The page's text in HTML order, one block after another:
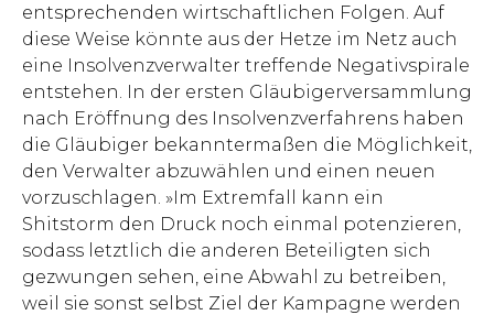
entsprechenden wirtschaftlichen Folgen. Auf
diese Weise könnte aus der Hetze im Netz auch
eine Insolvenzverwalter treffende Negativspirale
entstehen. In der ersten Gläubigerversammlung
nach Eröffnung des Insolvenzverfahrens haben
die Gläubiger bekanntermaßen die Möglichkeit,
den Verwalter abzuwählen und einen neuen
vorzuschlagen. »Im Extremfall kann ein
Shitstorm den Druck noch einmal potenzieren,
sodass letztlich die anderen Beteiligten sich
gezwungen sehen, eine Abwahl zu betreiben,
weil sie sonst selbst Ziel der Kampagne werden